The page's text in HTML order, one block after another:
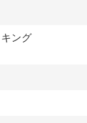
ング